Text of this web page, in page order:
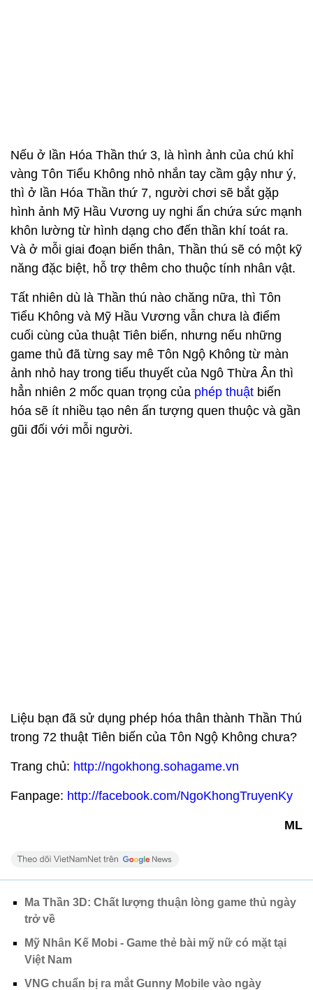
Nếu ở lần Hóa Thần thứ 3, là hình ảnh của chú khỉ
vàng Tôn Tiểu Không nhỏ nhắn tay cầm gậy như ý,
thì ở lần Hóa Thần thứ 7, người chơi sẽ bắt gặp
hình ảnh Mỹ Hầu Vương uy nghi ẩn chứa sức mạnh
khôn lường từ hình dạng cho đến thần khí toát ra.
Và ở mỗi giai đoạn biến thân, Thần thú sẽ có một kỹ
năng đặc biệt, hỗ trợ thêm cho thuộc tính nhân vật.
Tất nhiên dù là Thần thú nào chăng nữa, thì Tôn
Tiểu Không và Mỹ Hầu Vương vẫn chưa là điểm
cuối cùng của thuật Tiên biến, nhưng nếu những
game thủ đã từng say mê Tôn Ngộ Không từ màn
ảnh nhỏ hay trong tiểu thuyết của Ngô Thừa Ân thì
hẳn nhiên 2 mốc quan trọng của phép thuật biến
hóa sẽ ít nhiều tạo nên ấn tượng quen thuộc và gần
gũi đối với mỗi người.
Liệu bạn đã sử dụng phép hóa thân thành Thần Thú
trong 72 thuật Tiên biến của Tôn Ngộ Không chưa?
Trang chủ: http://ngokhong.sohagame.vn
Fanpage: http://facebook.com/NgoKhongTruyenKy
ML
Ma Thần 3D: Chất lượng thuận lòng game thủ ngày
trở về
Mỹ Nhân Kế Mobi - Game thẻ bài mỹ nữ có mặt tại
Việt Nam
VNG chuẩn bị ra mắt Gunny Mobile vào ngày